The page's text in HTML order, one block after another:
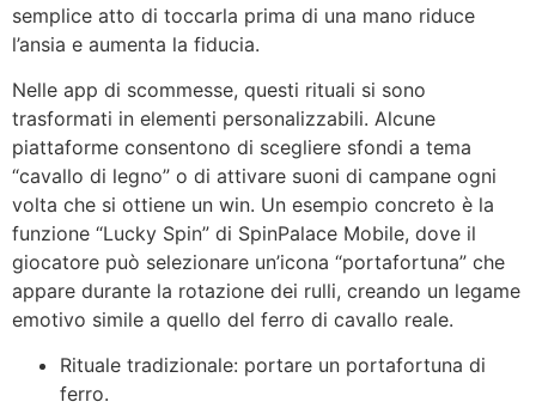
semplice atto di toccarla prima di una mano riduce
l’ansia e aumenta la fiducia.
Nelle app di scommesse, questi rituali si sono
trasformati in elementi personalizzabili. Alcune
piattaforme consentono di scegliere sfondi a tema
“cavallo di legno” o di attivare suoni di campane ogni
volta che si ottiene un win. Un esempio concreto è la
funzione “Lucky Spin” di SpinPalace Mobile, dove il
giocatore può selezionare un’icona “portafortuna” che
appare durante la rotazione dei rulli, creando un legame
emotivo simile a quello del ferro di cavallo reale.
Rituale tradizionale: portare un portafortuna di
ferro.